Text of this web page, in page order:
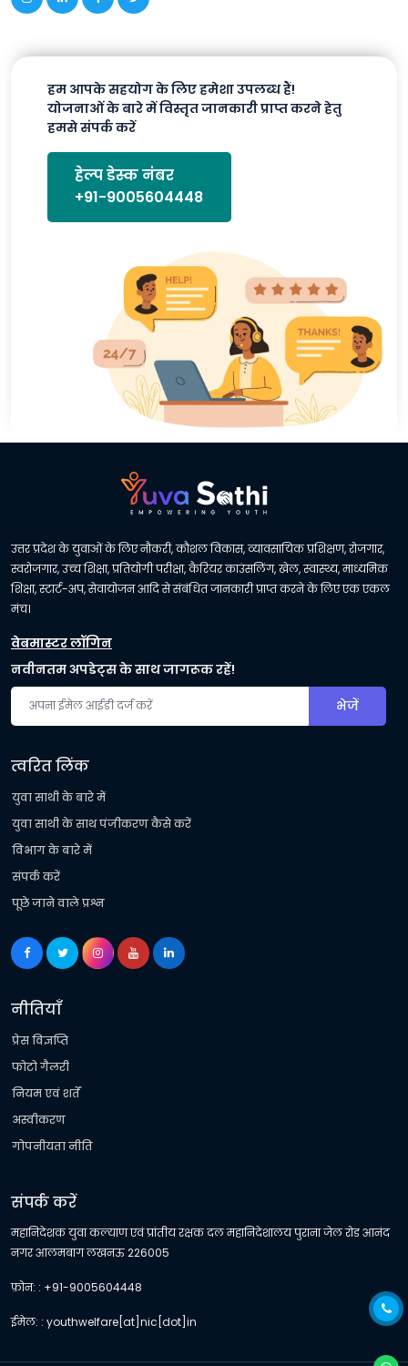
हम आपके सहयोग के लिए हमेशा उपलब्ध हैं!
योजनाओं के बारे में विस्तृत जानकारी प्राप्त करने हेतु
हमसे संपर्क करें
हेल्प डेस्क नंबर
+91-9005604448
उत्तर प्रदेश के युवाओं के लिए नौकरी, कौशल विकास, व्यावसायिक प्रशिक्षण, रोजगार,
स्वरोजगार, उच्च शिक्षा, प्रतियोगी परीक्षा, कैरियर काउंसलिंग, खेल, स्वास्थ्य, माध्यमिक
शिक्षा, स्टार्ट-अप, सेवायोजन आदि से संबंधित जानकारी प्राप्त करने के लिए एक एकल
मंच।
वेबमास्टर लॉगिन
नवीनतम अपडेट्स के साथ जागरूक रहें!
भेजें
त्वरित लिंक
युवा साथी के बारे में
युवा साथी के साथ पंजीकरण कैसे करें
विभाग के बारे में
संपर्क करें
पूछे जाने वाले प्रश्न
नीतियाँ
प्रेस विज्ञप्ति
फोटो गैलरी
नियम एवं शर्तें
अस्वीकरण
गोपनीयता नीति
संपर्क करें
महानिदेशक युवा कल्याण एवं प्रांतीय रक्षक दल महानिदेशालय पुराना जेल रोड आनंद
नगर आलमबाग लखनऊ 226005
फ़ोन: : +91-9005604448
ईमेल: : youthwelfare[at]nic[dot]in